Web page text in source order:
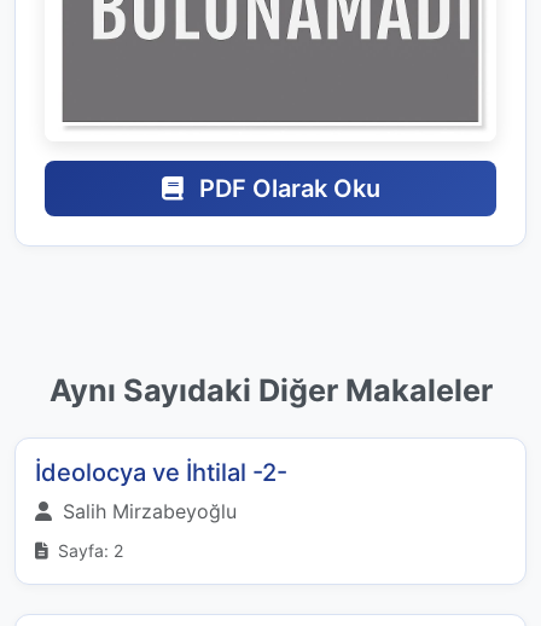
PDF Olarak Oku
Aynı Sayıdaki Diğer Makaleler
İdeolocya ve İhtilal -2-
Salih Mirzabeyoğlu
Sayfa: 2